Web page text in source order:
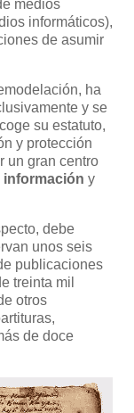
medios
informáticos),
de asumir
ha
y se
su estatuto,
y protección
un gran centro
información y
debe
unos seis
publicaciones
treinta mil
otros
de doce